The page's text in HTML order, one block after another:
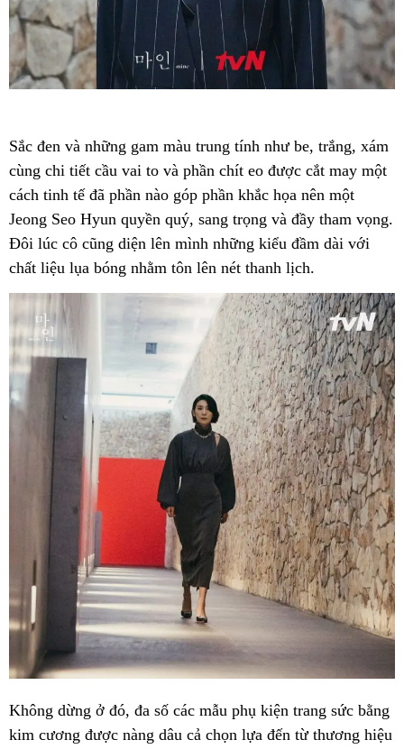
Sắc đen và những gam màu trung tính như be, trắng, xám
cùng chi tiết cầu vai to và phần chít eo được cắt may một
cách tinh tế đã phần nào góp phần khắc họa nên một
Jeong Seo Hyun quyền quý, sang trọng và đầy tham vọng.
Đôi lúc cô cũng diện lên mình những kiểu đầm dài với
chất liệu lụa bóng nhằm tôn lên nét thanh lịch.
Không dừng ở đó, đa số các mẫu phụ kiện trang sức bằng
kim cương được nàng dâu cả chọn lựa đến từ thương hiệu